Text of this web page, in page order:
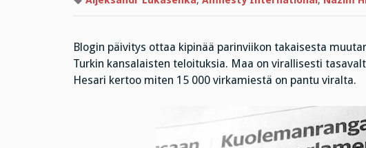
Blogin päivitys ottaa kipinää parinviikon takaisesta
Turkin kansalaisten teloituksia. Maa on virallisesti
Hesari kertoo miten 15 000 virkamiestä on pantu viralta.